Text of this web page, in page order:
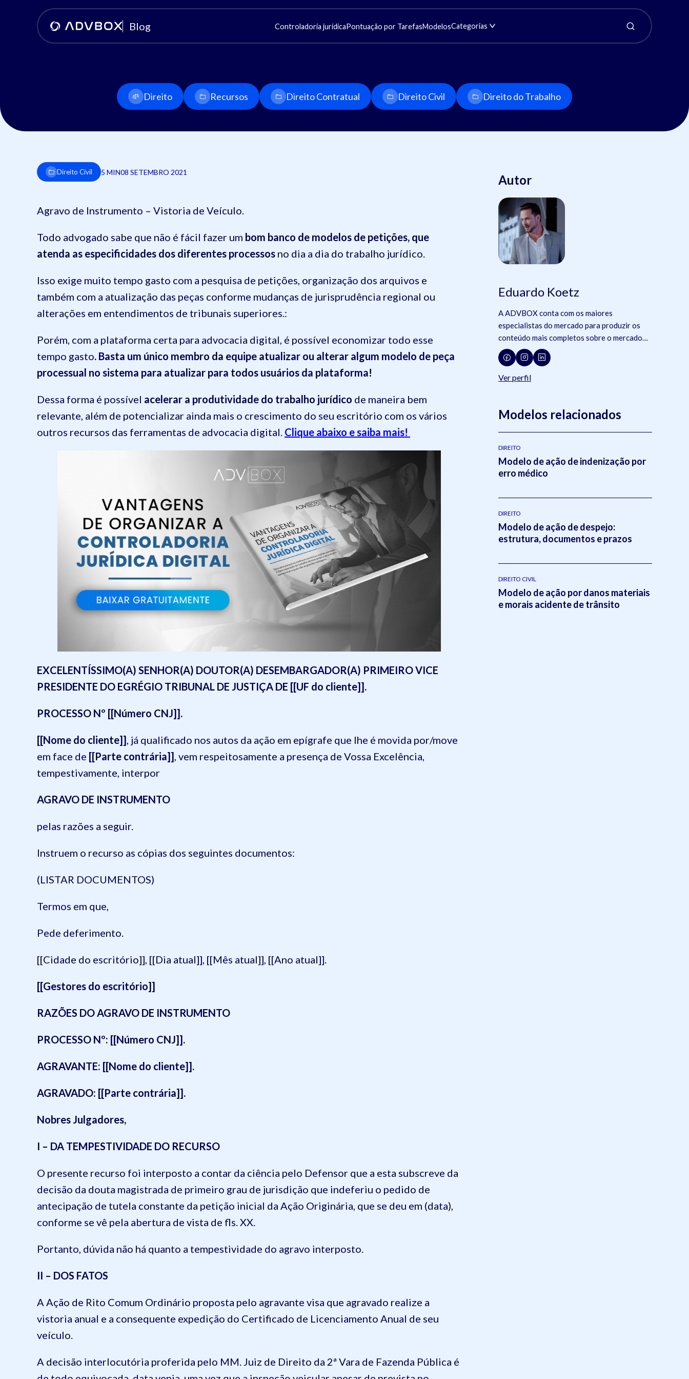
Blog Controladoria jurídicaPontuação por TarefasModelosCategorias
Direito Recursos Direito Contratual Direito Civil Direito do Trabalho
Direito Civil 5 MIN08 SETEMBRO 2021
Agravo de Instrumento – Vistoria de Veículo.
Todo advogado sabe que não é fácil fazer um bom banco de modelos de petições, que
atenda as especificidades dos diferentes processos no dia a dia do trabalho jurídico.
Isso exige muito tempo gasto com a pesquisa de petições, organização dos arquivos e
também com a atualização das peças conforme mudanças de jurisprudência regional ou
alterações em entendimentos de tribunais superiores.:
Porém, com a plataforma certa para advocacia digital, é possível economizar todo esse
tempo gasto. Basta um único membro da equipe atualizar ou alterar algum modelo de peça
processual no sistema para atualizar para todos usuários da plataforma!
Dessa forma é possível acelerar a produtividade do trabalho jurídico de maneira bem
relevante, além de potencializar ainda mais o crescimento do seu escritório com os vários
outros recursos das ferramentas de advocacia digital. Clique abaixo e saiba mais!
EXCELENTÍSSIMO(A) SENHOR(A) DOUTOR(A) DESEMBARGADOR(A) PRIMEIRO VICE
PRESIDENTE DO EGRÉGIO TRIBUNAL DE JUSTIÇA DE [[UF do cliente]].
PROCESSO Nº [[Número CNJ]].
[[Nome do cliente]] , já qualificado nos autos da ação em epígrafe que lhe é movida por/move
em face de [[Parte contrária]] , vem respeitosamente a presença de Vossa Excelência,
tempestivamente, interpor
AGRAVO DE INSTRUMENTO
pelas razões a seguir.
Instruem o recurso as cópias dos seguintes documentos:
(LISTAR DOCUMENTOS)
Termos em que,
Pede deferimento.
[[Cidade do escritório]], [[Dia atual]], [[Mês atual]], [[Ano atual]].
[[Gestores do escritório]]
RAZÕES DO AGRAVO DE INSTRUMENTO
PROCESSO Nº: [[Número CNJ]].
AGRAVANTE: [[Nome do cliente]].
AGRAVADO: [[Parte contrária]].
Nobres Julgadores,
I – DA TEMPESTIVIDADE DO RECURSO
O presente recurso foi interposto a contar da ciência pelo Defensor que a esta subscreve da
decisão da douta magistrada de primeiro grau de jurisdição que indeferiu o pedido de
antecipação de tutela constante da petição inicial da Ação Originária, que se deu em (data),
conforme se vê pela abertura de vista de fls. XX.
Portanto, dúvida não há quanto a tempestividade do agravo interposto.
II – DOS FATOS
A Ação de Rito Comum Ordinário proposta pelo agravante visa que agravado realize a
vistoria anual e a consequente expedição do Certificado de Licenciamento Anual de seu
veículo.
A decisão interlocutória proferida pelo MM. Juiz de Direito da 2ª Vara de Fazenda Pública é
Autor
Eduardo Koetz
A ADVBOX conta com os maiores
especialistas do mercado para produzir os
conteúdo mais completos sobre o mercado
jurídico, tecnologia e advocacia.
Ver perfil
Modelos relacionados
DIREITO
Modelo de ação de indenização por
erro médico
DIREITO
Modelo de ação de despejo:
estrutura, documentos e prazos
DIREITO CIVIL
Modelo de ação por danos materiais
e morais acidente de trânsito